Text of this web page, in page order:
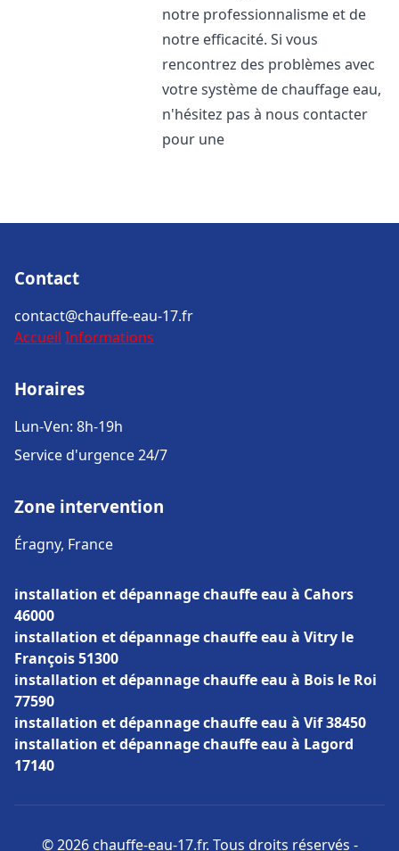
notre professionnalisme et de
notre efficacité. Si vous
rencontrez des problèmes avec
votre système de chauffage eau,
n'hésitez pas à nous contacter
pour une
Contact
contact@chauffe-eau-17.fr
Accueil Informations
Horaires
Lun-Ven: 8h-19h
Service d'urgence 24/7
Zone intervention
Éragny, France
installation et dépannage chauffe eau à Cahors
46000
installation et dépannage chauffe eau à Vitry le
François 51300
installation et dépannage chauffe eau à Bois le Roi
77590
installation et dépannage chauffe eau à Vif 38450
installation et dépannage chauffe eau à Lagord
17140
© 2026 chauffe-eau-17.fr. Tous droits réservés -